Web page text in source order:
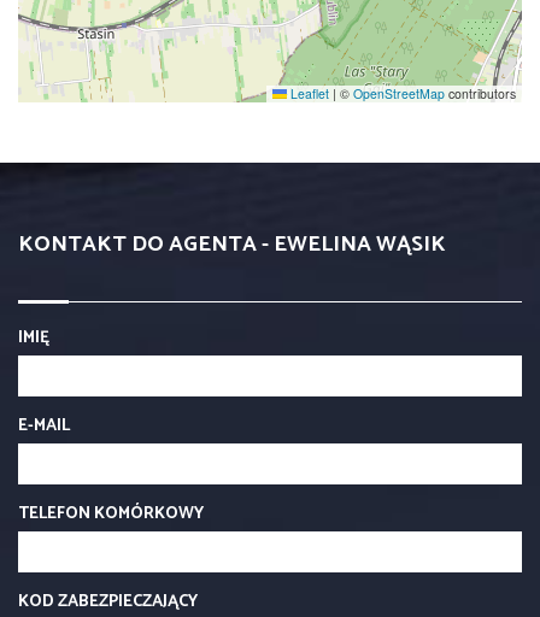
Leaflet | © OpenStreetMap contributors
KONTAKT DO AGENTA - EWELINA WĄSIK
IMIĘ
E-MAIL
TELEFON KOMÓRKOWY
KOD ZABEZPIECZAJĄCY